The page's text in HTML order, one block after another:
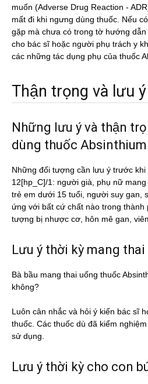
muốn (Adverse Drug Reaction -
mất đi khi ngưng dùng thuốc. Nếu
gặp mà chưa có trong tờ hướng
cho bác sĩ hoặc người phụ trách y
các những tác dụng phụ của thuốc
Thận trọng và lưu ý
Những lưu ý và thận
dùng thuốc Absinthium
Những đối tượng cần lưu ý trước khi
12[hp_C]/1: người già, phụ nữ mang
trẻ em dưới 15 tuổi, người suy gan,
ứng với bất cứ chất nào trong
tượng bị nhược cơ, hôn mê gan,
Lưu ý thời kỳ mang thai
Bà bầu mang thai uống thuốc
không?
Luôn cân nhắc và hỏi ý kiến bác sĩ
thuốc. Các thuốc dù đã kiểm
sử dụng.
Lưu ý thời kỳ cho con